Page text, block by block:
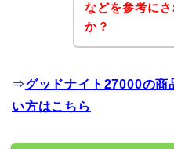
などを参考に
か？
⇒グッドナイト27000の商
い方はこちら